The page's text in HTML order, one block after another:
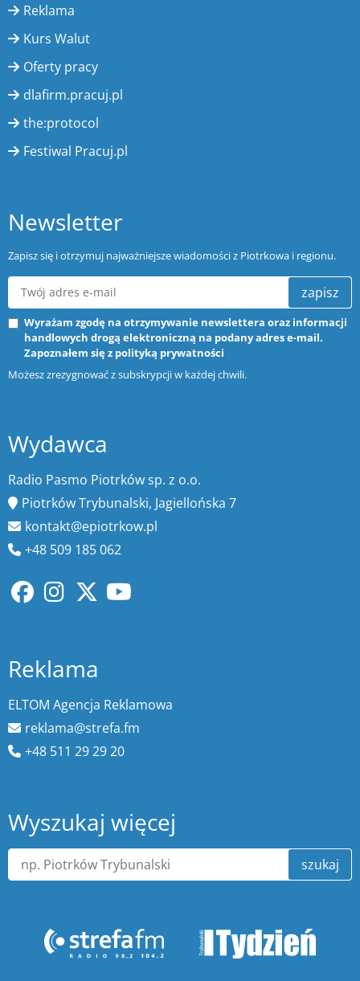
Reklama
Kurs Walut
Oferty pracy
dlafirm.pracuj.pl
the:protocol
Festiwal Pracuj.pl
Newsletter
Zapisz się i otrzymuj najważniejsze wiadomości z Piotrkowa i regionu.
zapisz
Wyrażam zgodę na otrzymywanie newslettera oraz informacji
handlowych drogą elektroniczną na podany adres e-mail.
Zapoznałem się z polityką prywatności
Możesz zrezygnować z subskrypcji w każdej chwili.
Wydawca
Radio Pasmo Piotrków sp. z o.o.
Piotrków Trybunalski, Jagiellońska 7
kontakt@epiotrkow.pl
+48 509 185 062
Reklama
ELTOM Agencja Reklamowa
reklama@strefa.fm
+48 511 29 29 20
Wyszukaj więcej
szukaj